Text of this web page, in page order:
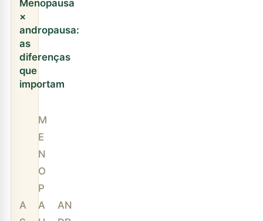
Menopausa
×
andropausa:
as
diferenças
que
importam
A
M
E
N
O
P
A
AN